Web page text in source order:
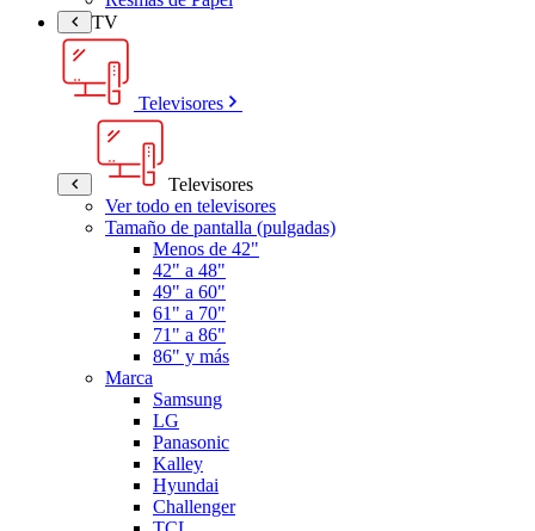
TV
Televisores
Televisores
Ver todo en televisores
Tamaño de pantalla (pulgadas)
Menos de 42"
42" a 48"
49" a 60"
61" a 70"
71" a 86"
86" y más
Marca
Samsung
LG
Panasonic
Kalley
Hyundai
Challenger